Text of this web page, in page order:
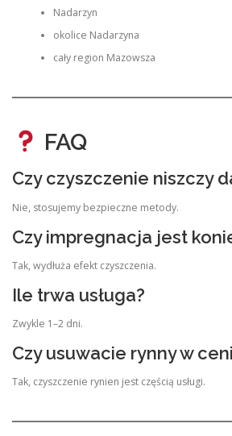
Nadarzyn
okolice Nadarzyna
cały region Mazowsza
FAQ
Czy czyszczenie niszczy
Nie, stosujemy bezpieczne metody.
Czy impregnacja jest
Tak, wydłuża efekt czyszczenia.
Ile trwa usługa?
Zwykle 1–2 dni.
Czy usuwacie rynny w
Tak, czyszczenie rynien jest częścią usługi.